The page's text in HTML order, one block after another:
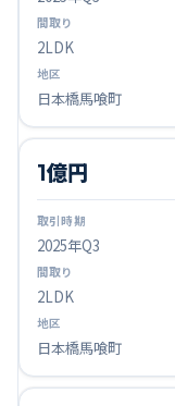
2LDK
日本橋馬喰町
2025年Q3
1億円
2LDK
日本橋馬喰町